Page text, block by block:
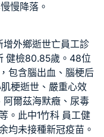
慢降落。
增外鄉逝世亡員工診
健檢80.85歲。48位
包含腦出血、腦梗后
梗逝世、嚴重心效
阿爾茲海默癥、尿毒
。此中1竹科 員工健
均未接種新冠疫苗。